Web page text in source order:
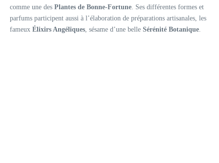
comme une des Plantes de Bonne-Fortune. Ses différentes formes et
parfums participent aussi à l’élaboration de préparations artisanales, les
fameux Élixirs Angéliques, sésame d’une belle Sérénité Botanique.